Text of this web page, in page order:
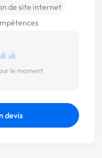
de site internet
le moment
devis